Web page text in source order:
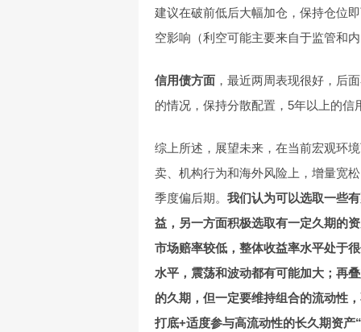
建议在破前低后大幅加仓，保持仓位
空影响（利空可能主要来自于监管和
信用债方面 ，最近两周表现很好，后
的情况，保持分散配置，5年以上的
综上所述，展望未来，在当前宏观环
卖、机构行为和海外风险上，增量宽
季度偏后期。 我们认为可以选取一些
益，另一方面积极选取有一定久期的
市场赔率较低，整体收益率水平处于
水平，震荡和波动都有可能加大；再
的久期，但一定要维持组合的流动性
打底+适度参与高流动性的长久期资产